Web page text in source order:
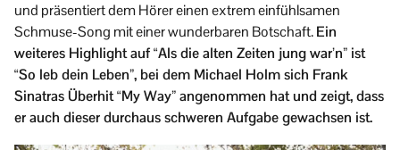
und präsentiert dem Hörer einen extrem einfühlsamen
Schmuse-Song mit einer wunderbaren Botschaft.Ein
weiteres Highlight auf “Als die alten Zeiten jung war’n” ist
“So leb dein Leben”, bei dem Michael Holm sich Frank
Sinatras Überhit “My Way” angenommen hat und zeigt, dass
er auch dieser durchaus schweren Aufgabe gewachsen ist.